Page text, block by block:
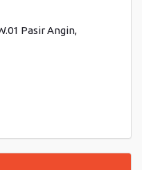
Pasir Angin,